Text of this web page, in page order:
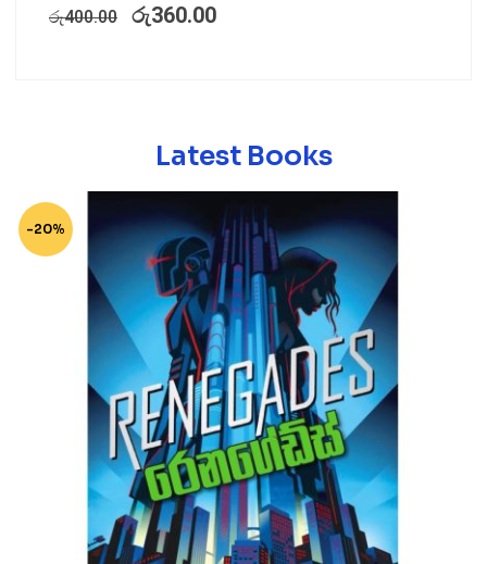
රු400.00 රු360.00
Latest Books
-20%